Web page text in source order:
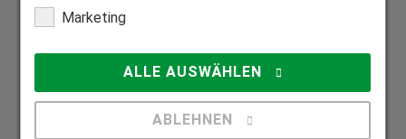
ZipScreen
Gelenkarmmarkise
Halbkassettenmarkise
Marketing
ALLE AUSWÄHLEN
ABLEHNEN